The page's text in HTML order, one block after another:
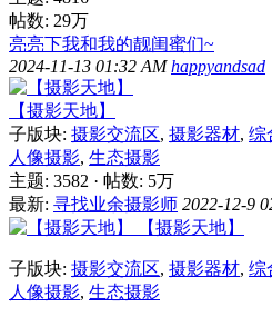
帖数: 29万
亮亮下我和我的靓闺蜜们~
2024-11-13 01:32 AMhappyandsad
【摄影天地】
子版块: 摄影交流区, 摄影器材, 综
人像摄影, 生态摄影
主题: 3582 · 帖数: 5万
最新: 寻找业余摄影师 2022-12-9
【摄影天地】
子版块: 摄影交流区, 摄影器材, 综
人像摄影, 生态摄影